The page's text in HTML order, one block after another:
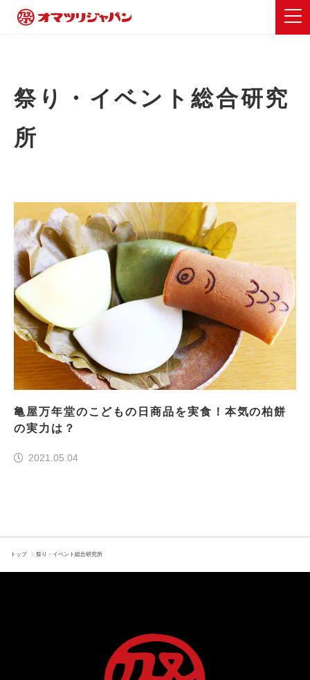
祭り・イベント総合研究
所
亀屋万年堂のこどもの日商品を実食！本気の柏餅
の実力は？
2021.05.04
トップ 祭り・イベント総合研究所